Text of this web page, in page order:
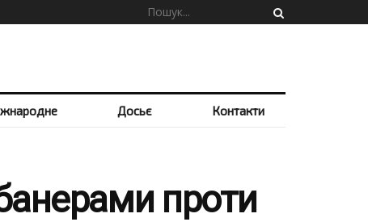
Досьє Контакти
проти